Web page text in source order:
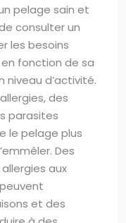
pelage sain et
consulter un
les besoins
fonction de sa
niveau d’activité.
des
parasites
le pelage plus
Des
aux
et des